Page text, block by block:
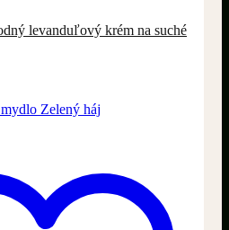
levanduľový krém na suché